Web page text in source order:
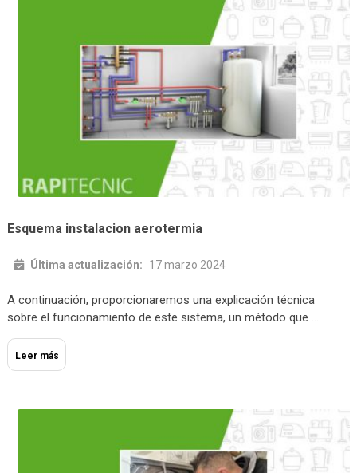
Esquema instalacion aerotermia
Última actualización: 17 marzo 2024
A continuación, proporcionaremos una explicación técnica
sobre el funcionamiento de este sistema, un método que …
Leer más